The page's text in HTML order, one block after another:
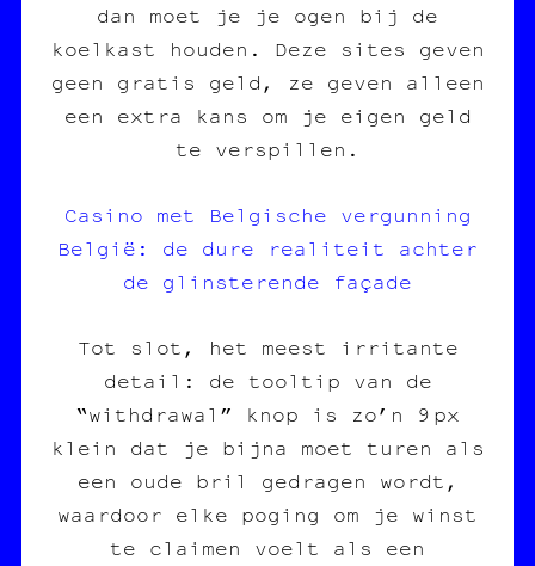
dan moet je je ogen bij de
koelkast houden. Deze sites geven
geen gratis geld, ze geven alleen
een extra kans om je eigen geld
te verspillen.
Casino met Belgische vergunning
België: de dure realiteit achter
de glinsterende façade
Tot slot, het meest irritante
detail: de tooltip van de
“withdrawal” knop is zo’n 9 px
klein dat je bijna moet turen als
een oude bril gedragen wordt,
waardoor elke poging om je winst
te claimen voelt als een